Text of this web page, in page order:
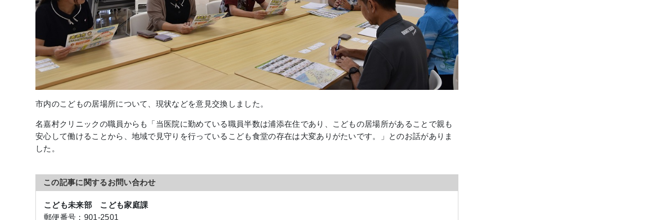
市内のこどもの居場所について、現状などを意見交換しました。
名嘉村クリニックの職員からも「当医院に勤めている職員半数は浦添在住であり、こどもの居場所があることで親も
安心して働けることから、地域で見守りを行っているこども食堂の存在は大変ありがたいです。」とのお話がありま
した。
この記事に関するお問い合わせ
こども未来部 こども家庭課
郵便番号： 901-2501